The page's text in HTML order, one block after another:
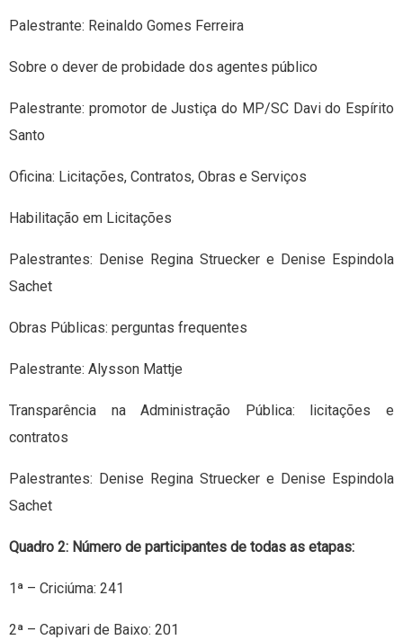
Palestrante: Reinaldo Gomes Ferreira
Sobre o dever de probidade dos agentes público
Palestrante: promotor de Justiça do MP/SC Davi do Espírito
Santo
Oficina: Licitações, Contratos, Obras e Serviços
Habilitação em Licitações
Palestrantes: Denise Regina Struecker e Denise Espindola
Sachet
Obras Públicas: perguntas frequentes
Palestrante: Alysson Mattje
Transparência na Administração Pública: licitações e
contratos
Palestrantes: Denise Regina Struecker e Denise Espindola
Sachet
Quadro 2: Número de participantes de todas as etapas:
1ª – Criciúma: 241
2ª – Capivari de Baixo: 201